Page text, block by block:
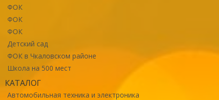
ФОК
ФОК
ФОК
Детский сад
ФОК в Чкаловском районе
Школа на 500 мест
КАТАЛОГ
Автомобильная техника и электроника